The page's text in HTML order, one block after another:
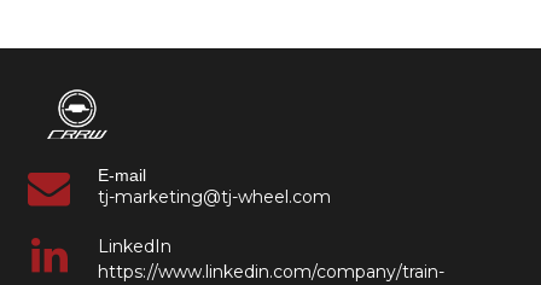
E-mail
tj-marketing@tj-wheel.com
LinkedIn
https://www.linkedin.com/company/train-